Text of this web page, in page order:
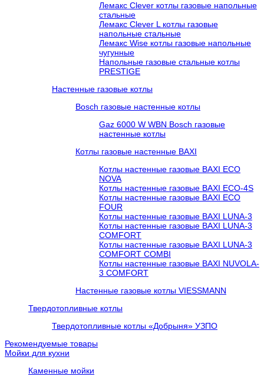
Лемакс Clever котлы газовые напольные
стальные
Лемакс Clever L котлы газовые
напольные стальные
Лемакс Wise котлы газовые напольные
чугунные
Напольные газовые стальные котлы
PRESTIGE
Настенные газовые котлы
Bosch газовые настенные котлы
Gaz 6000 W WBN Bosch газовые
настенные котлы
Котлы газовые настенные BAXI
Котлы настенные газовые BAXI ECO
NOVA
Котлы настенные газовые BAXI ECO-4S
Котлы настенные газовые BAXI ECO
FOUR
Котлы настенные газовые BAXI LUNA-3
Котлы настенные газовые BAXI LUNA-3
COMFORT
Котлы настенные газовые BAXI LUNA-3
COMFORT COMBI
Котлы настенные газовые BAXI NUVOLA-
3 COMFORT
Настенные газовые котлы VIESSMANN
Твердотопливные котлы
Твердотопливные котлы «Добрыня» УЗПО
Рекомендуемые товары
Мойки для кухни
Каменные мойки